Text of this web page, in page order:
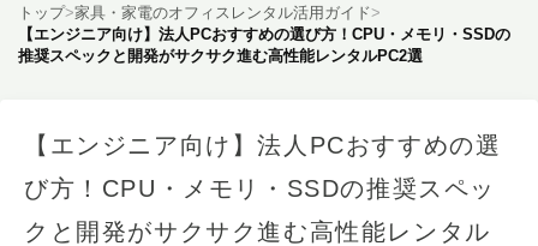
トップ>家具・家電のオフィスレンタル活用ガイド>
【エンジニア向け】法人PCおすすめの選び方！CPU・メモリ・SSDの
推奨スペックと開発がサクサク進む高性能レンタルPC2選
【エンジニア向け】法人PCおすすめの選
び方！CPU・メモリ・SSDの推奨スペッ
クと開発がサクサク進む高性能レンタル